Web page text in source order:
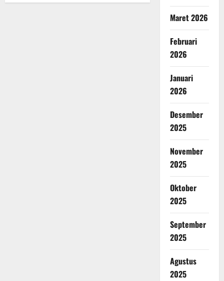
Maret 2026
Februari
2026
Januari
2026
Desember
2025
November
2025
Oktober
2025
September
2025
Agustus
2025